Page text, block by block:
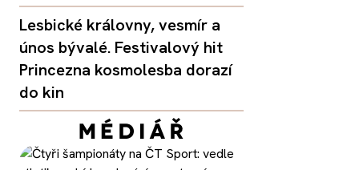
Lesbické královny, vesmír a
únos bývalé. Festivalový hit
Princezna kosmolesba dorazí
do kin